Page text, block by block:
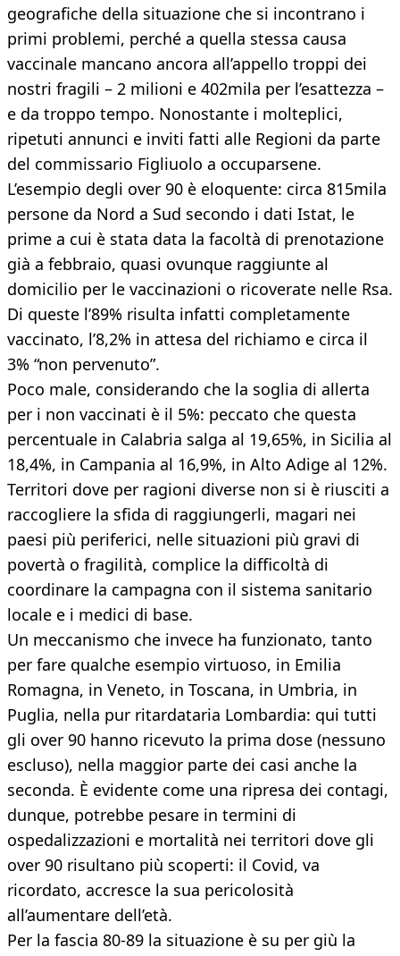
geografiche della situazione che si incontrano i
primi problemi, perché a quella stessa causa
vaccinale mancano ancora all’appello troppi dei
nostri fragili – 2 milioni e 402mila per l’esattezza –
e da troppo tempo. Nonostante i molteplici,
ripetuti annunci e inviti fatti alle Regioni da parte
del commissario Figliuolo a occuparsene.
L’esempio degli over 90 è eloquente: circa 815mila
persone da Nord a Sud secondo i dati Istat, le
prime a cui è stata data la facoltà di prenotazione
già a febbraio, quasi ovunque raggiunte al
domicilio per le vaccinazioni o ricoverate nelle Rsa.
Di queste l’89% risulta infatti completamente
vaccinato, l’8,2% in attesa del richiamo e circa il
3% “non pervenuto”.
Poco male, considerando che la soglia di allerta
per i non vaccinati è il 5%: peccato che questa
percentuale in Calabria salga al 19,65%, in Sicilia al
18,4%, in Campania al 16,9%, in Alto Adige al 12%.
Territori dove per ragioni diverse non si è riusciti a
raccogliere la sfida di raggiungerli, magari nei
paesi più periferici, nelle situazioni più gravi di
povertà o fragilità, complice la difficoltà di
coordinare la campagna con il sistema sanitario
locale e i medici di base.
Un meccanismo che invece ha funzionato, tanto
per fare qualche esempio virtuoso, in Emilia
Romagna, in Veneto, in Toscana, in Umbria, in
Puglia, nella pur ritardataria Lombardia: qui tutti
gli over 90 hanno ricevuto la prima dose (nessuno
escluso), nella maggior parte dei casi anche la
seconda. È evidente come una ripresa dei contagi,
dunque, potrebbe pesare in termini di
ospedalizzazioni e mortalità nei territori dove gli
over 90 risultano più scoperti: il Covid, va
ricordato, accresce la sua pericolosità
all’aumentare dell’età.
Per la fascia 80-89 la situazione è su per giù la